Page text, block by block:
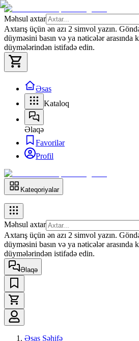
Məhsul axtar
Axtarış üçün ən azı 2 simvol yazın.
düyməsini basın və ya nəticələr arasında
düymələrindən istifadə edin.
Əsas
Kataloq
Əlaqə
Favorilər
Profil
Kateqoriyalar
Məhsul axtar
Axtarış üçün ən azı 2 simvol yazın.
düyməsini basın və ya nəticələr arasında
düymələrindən istifadə edin.
Əlaqə
Əsas Səhifə